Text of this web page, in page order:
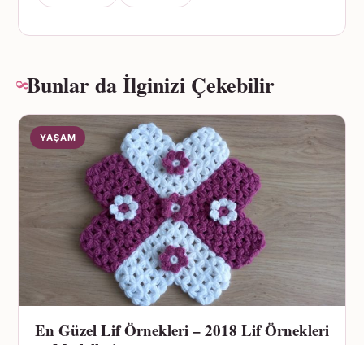
Bunlar da İlginizi Çekebilir
YAŞAM
En Güzel Lif Örnekleri – 2018 Lif Örnekleri